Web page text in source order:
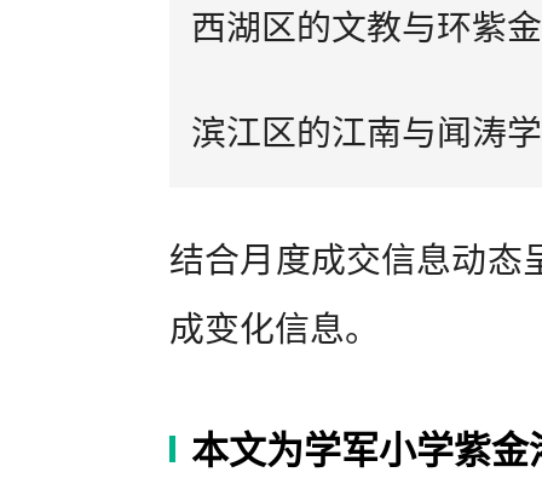
西湖区的文教与环紫
滨江区的江南与闻涛
结合月度成交信息动态
成变化信息。
本文为学军小学紫